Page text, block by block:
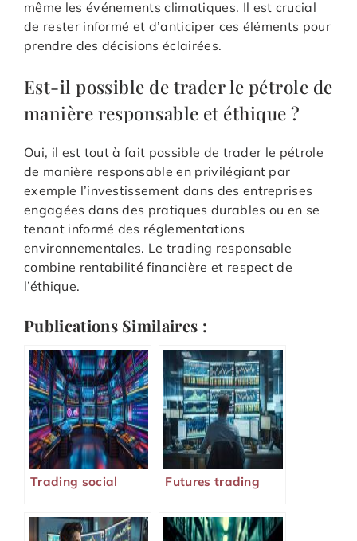
même les événements climatiques. Il est crucial
de rester informé et d’anticiper ces éléments pour
prendre des décisions éclairées.
Est-il possible de trader le pétrole de
manière responsable et éthique ?
Oui, il est tout à fait possible de trader le pétrole
de manière responsable en privilégiant par
exemple l’investissement dans des entreprises
engagées dans des pratiques durables ou en se
tenant informé des réglementations
environnementales. Le trading responsable
combine rentabilité financière et respect de
l’éthique.
Publications Similaires :
Trading social Futures trading